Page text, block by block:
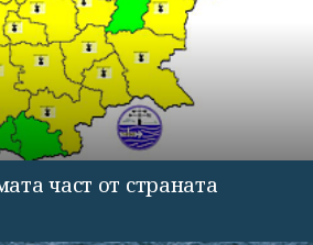
част от страната